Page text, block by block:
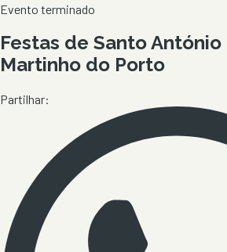
Evento terminado
Festas de Santo António
Martinho do Porto
Partilhar: